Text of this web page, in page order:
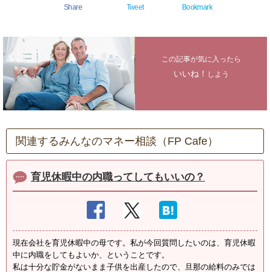
Share Tweet Bookmark
この記事が気に入ったら
いいね！ しよう
関連するみんなのマネー相談（FP Cafe）
育児休暇中の内職ってしてもいいの？
現在会社を育児休暇中の母です。私が今回質問したいのは、育児休暇
中に内職をしてもよいか、ということです。
私は十分な貯金がないまま子供を出産したので、旦那の給料のみでは